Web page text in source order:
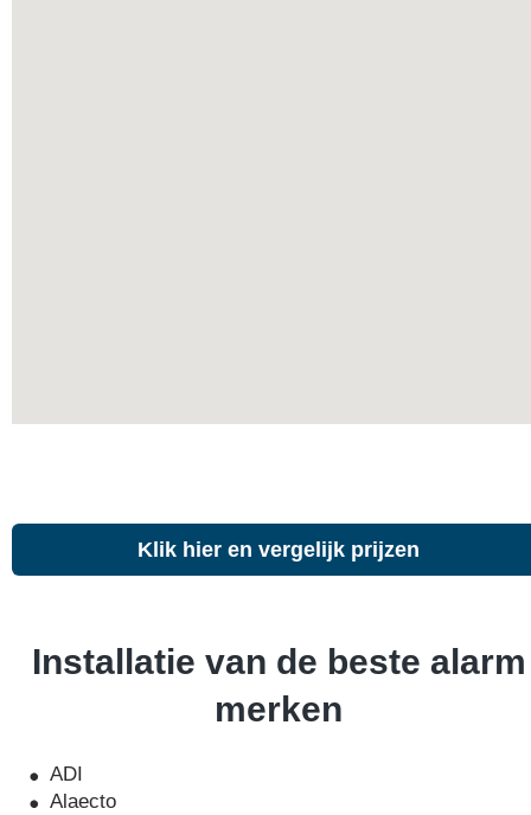
Klik hier en vergelijk prijzen
Installatie van de beste alarm
merken
ADI
Alaecto